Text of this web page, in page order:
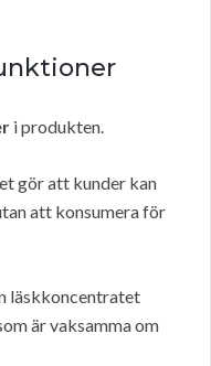
i produkten.
gör att kunder kan
att konsumera för
läskkoncentratet
är vaksamma om